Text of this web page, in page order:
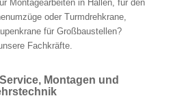
Montagearbeiten in Hallen, für den
oder Turmdrehkrane,
für Großbaustellen?
Fachkräfte.
Montagen und